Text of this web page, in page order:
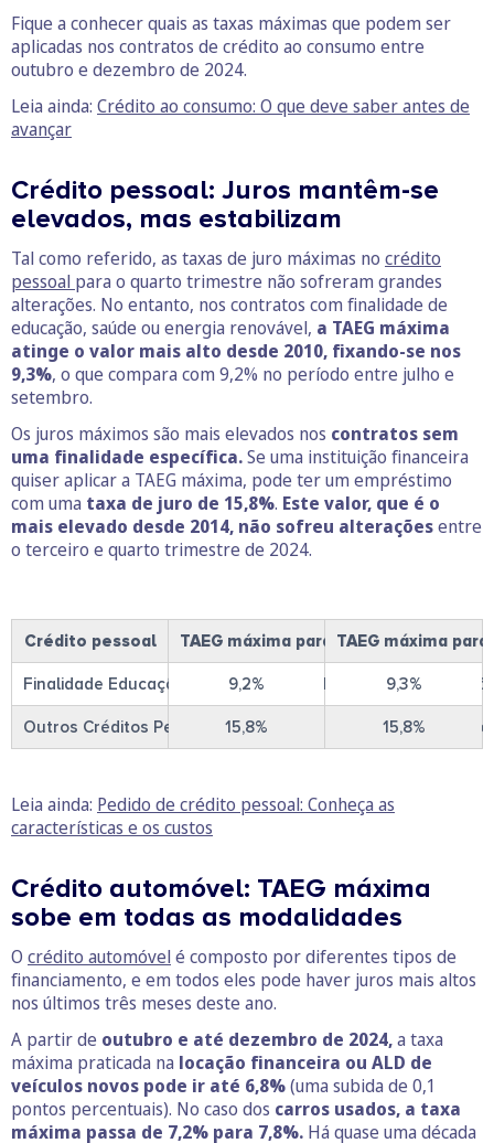
Fique a conhecer quais as taxas máximas que podem ser
aplicadas nos contratos de crédito ao consumo entre
outubro e dezembro de 2024.
Leia ainda: Crédito ao consumo: O que deve saber antes de
avançar
Crédito pessoal: Juros mantêm-se
elevados, mas estabilizam
Tal como referido, as taxas de juro máximas no crédito
pessoal para o quarto trimestre não sofreram grandes
alterações. No entanto, nos contratos com finalidade de
educação, saúde ou energia renovável, a TAEG máxima
atinge o valor mais alto desde 2010, fixando-se nos
9,3%, o que compara com 9,2% no período entre julho e
setembro.
Os juros máximos são mais elevados nos contratos sem
uma finalidade específica.Se uma instituição financeira
quiser aplicar a TAEG máxima, pode ter um empréstimo
com uma taxa de juro de 15,8%. Este valor, que é o
mais elevado desde 2014, não sofreu alteraçõesentre
o terceiro e quarto trimestre de 2024.
Crédito pessoal TAEG máxima para o 3º trimestre de
TAEG máxima
Finalidade Educação, Saúde, Energias Renováveis e
9,2% 9,3%
Outros Créditos Pessoais (sem finalidade específica, lar,
15,8% 15,8%
Leia ainda: Pedido de crédito pessoal: Conheça as
características e os custos
Crédito automóvel: TAEG máxima
sobe em todas as modalidades
O crédito automóvel é composto por diferentes tipos de
financiamento, e em todos eles pode haver juros mais altos
nos últimos três meses deste ano.
A partir de outubro e até dezembro de 2024,a taxa
máxima praticada na locação financeira ou ALD de
veículos novos pode ir até 6,8%(uma subida de 0,1
pontos percentuais). No caso dos carros usados, a taxa
máxima passa de 7,2% para 7,8%. Há quase uma década